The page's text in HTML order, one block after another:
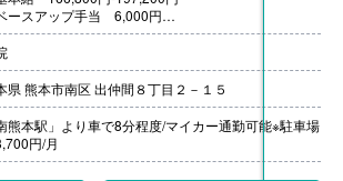
ースアップ手当 6,000円
の他手当］
宅手当 5,000円（世帯主のみ支給）
出手当 1,000円/回(6:30-15:15)
格手当 10,000円/月※栄養士
与】年2回（計3.1ヶ月分）※前年度実績
給】あり
職金】あり※勤続3年以上------
理師・調理員/常勤】※正社員
県 熊本市南区 出仲間８丁目２－１５
熊本駅」より車で8分程度/マイカー通勤可能※駐車場
円/月